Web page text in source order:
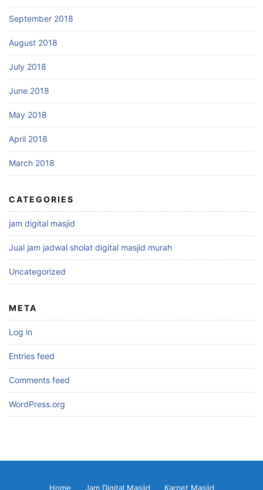
September 2018
August 2018
July 2018
June 2018
May 2018
April 2018
March 2018
CATEGORIES
jam digital masjid
Jual jam jadwal sholat digital masjid murah
Uncategorized
META
Log in
Entries feed
Comments feed
WordPress.org
Home Jam Digital Masjid Karpet Masjid